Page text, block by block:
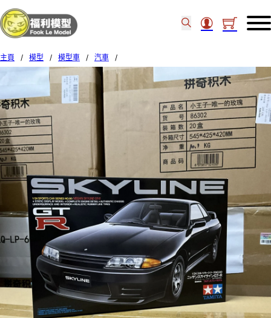
主頁 / 模型 / 模型車 / 汽車
/
Tamiya 1/24 Nissan GTR Skyline R32 24090